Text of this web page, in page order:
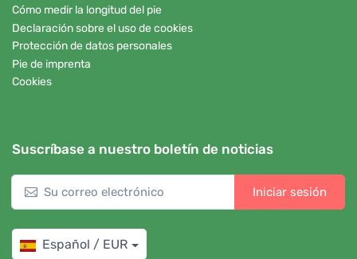
Cómo medir la longitud del pie
Declaración sobre el uso de cookies
Protección de datos personales
Pie de imprenta
Cookies
Suscríbase a nuestro boletín de noticias
Iniciar sesión
Español / EUR